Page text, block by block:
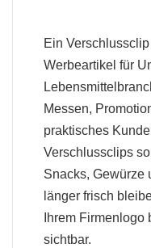
Ein
Werbeartikel für
Messen,
praktisches
Verschlussclips
Snacks, Gewürze
länger frisch
Ihrem Firmenlogo
sichtbar.